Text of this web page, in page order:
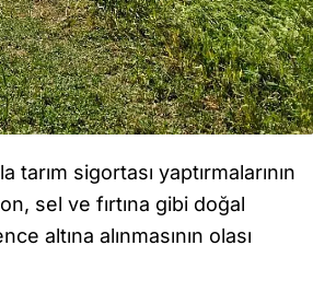
tarım sigortası yaptırmalarının
sel ve fırtına gibi doğal
altına alınmasının olası